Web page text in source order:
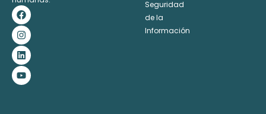
F
a
c
e
b
o
o
k
I
n
s
t
a
g
r
a
m
L
i
n
k
e
d
i
n
Y
o
u
t
u
b
e
Seguridad
de la
Información